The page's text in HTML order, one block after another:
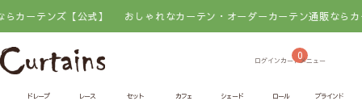
テンズ【公式】 おしゃれなカーテン・オーダーカーテン通販ならカーテ
0
ドレープ レース セット カフェ シェード ロール ブラインド